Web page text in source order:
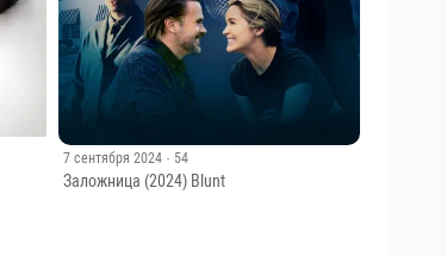
7 сентября 2024 · 54
Заложница (2024) Blunt